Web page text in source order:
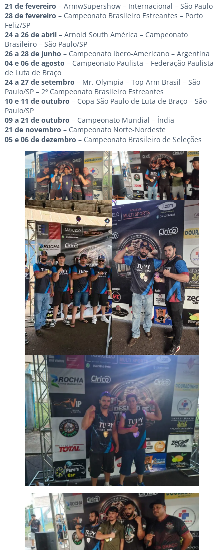
21 de fevereiro – ArmwSupershow – Internacional – São Paulo
28 de fevereiro – Campeonato Brasileiro Estreantes – Porto
Feliz/SP
24 a 26 de abril – Arnold South América – Campeonato
Brasileiro – São Paulo/SP
26 a 28 de junho – Campeonato Ibero-Americano – Argentina
04 e 06 de agosto – Campeonato Paulista – Federação Paulista
de Luta de Braço
24 a 27 de setembro – Mr. Olympia – Top Arm Brasil – São
Paulo/SP – 2º Campeonato Brasileiro Estreantes
10 e 11 de outubro – Copa São Paulo de Luta de Braço – São
Paulo/SP
09 a 21 de outubro – Campeonato Mundial – Índia
21 de novembro – Campeonato Norte-Nordeste
05 e 06 de dezembro – Campeonato Brasileiro de Seleções